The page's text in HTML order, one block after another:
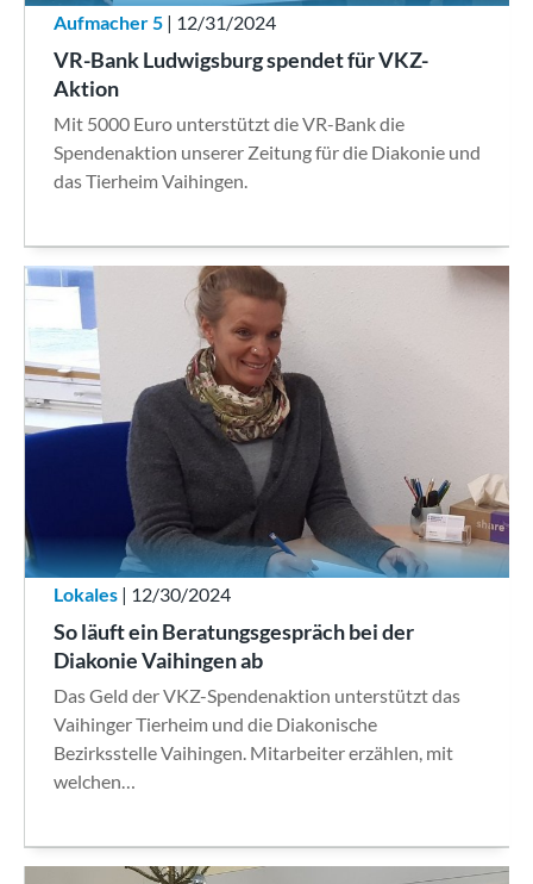
Aufmacher 5 | 12/31/2024
VR-Bank Ludwigsburg spendet für VKZ-
Aktion
Mit 5000 Euro unterstützt die VR-Bank die
Spendenaktion unserer Zeitung für die Diakonie und
das Tierheim Vaihingen.
Lokales | 12/30/2024
So läuft ein Beratungsgespräch bei der
Diakonie Vaihingen ab
Das Geld der VKZ-Spendenaktion unterstützt das
Vaihinger Tierheim und die Diakonische
Bezirksstelle Vaihingen. Mitarbeiter erzählen, mit
welchen…